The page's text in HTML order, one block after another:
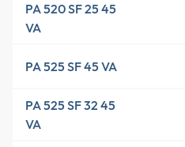
PA 520 SF 25 45
VA
PA 525 SF 45 VA
PA 525 SF 32 45
VA